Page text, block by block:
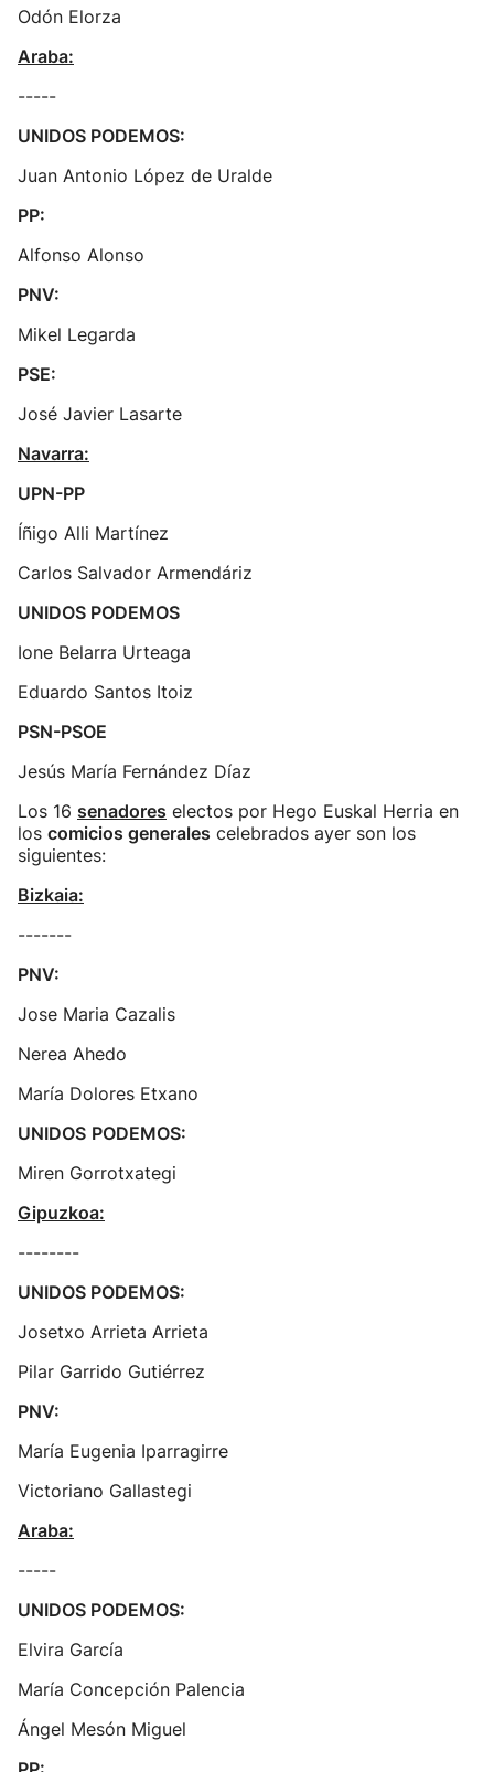
Odón Elorza
Araba:
-----
UNIDOS PODEMOS:
Juan Antonio López de Uralde
PP:
Alfonso Alonso
PNV:
Mikel Legarda
PSE:
José Javier Lasarte
Navarra:
UPN-PP
Íñigo Alli Martínez
Carlos Salvador Armendáriz
UNIDOS PODEMOS
Ione Belarra Urteaga
Eduardo Santos Itoiz
PSN-PSOE
Jesús María Fernández Díaz
Los 16 senadores electos por Hego Euskal Herria en
los comicios generales celebrados ayer son los
siguientes:
Bizkaia:
-------
PNV:
Jose Maria Cazalis
Nerea Ahedo
María Dolores Etxano
UNIDOS PODEMOS:
Miren Gorrotxategi
Gipuzkoa:
--------
UNIDOS PODEMOS:
Josetxo Arrieta Arrieta
Pilar Garrido Gutiérrez
PNV:
María Eugenia Iparragirre
Victoriano Gallastegi
Araba:
-----
UNIDOS PODEMOS:
Elvira García
María Concepción Palencia
Ángel Mesón Miguel